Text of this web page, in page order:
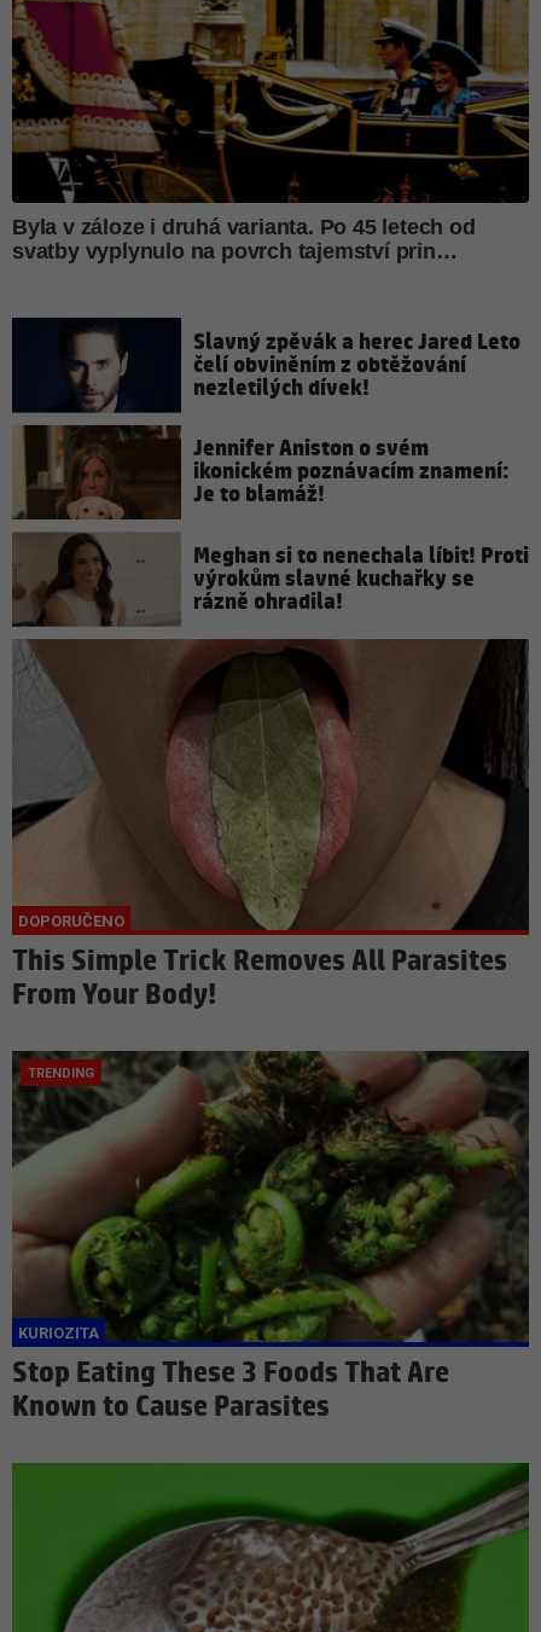
Slavný zpěvák a herec Jared Leto
čelí obviněním z obtěžování
nezletilých dívek!
Jennifer Aniston o svém
ikonickém poznávacím znamení:
Je to blamáž!
Meghan si to nenechala líbit! Proti
výrokům slavné kuchařky se
rázně ohradila!
This Simple Trick Removes All Parasites
From Your Body!
Stop Eating These 3 Foods That Are
Known to Cause Parasites